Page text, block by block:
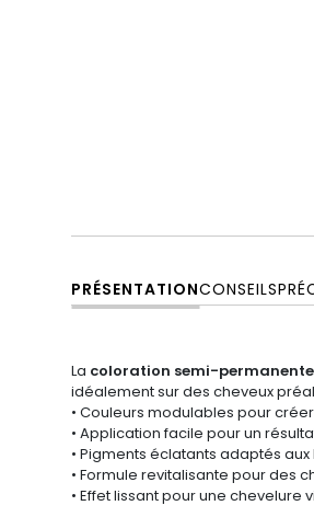
PRÉSENTATIONCONSEILS
La coloration semi-
idéalement sur des cheveux
• Couleurs modulables pour
• Application facile pour un
• Pigments éclatants adaptés
• Formule revitalisante pour des
• Effet lissant pour une chevelure